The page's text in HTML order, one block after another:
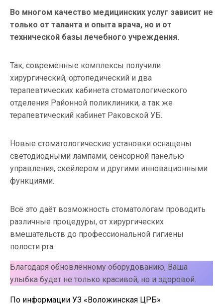
Во многом качество медицинских услуг зависит не
только от таланта и опыта врача, но и от
технической базы лечебного учреждения.
Так, современные комплексы получили
хирургический, ортопедический и два
терапевтических кабинета стоматологического
отделения Районной поликлиники, а так же
терапевтический кабинет Раковской УБ.
Новые стоматологические установки оснащены
светодиодными лампами, сенсорной панелью
управления, скейлером и другими инновационными
функциями.
Всё это даёт возможность стоматологам проводить
различные процедуры, от хирургических
вмешательств до профессиональной гигиены
полости рта.
Благодаря обновлённому оборудованию, Ваша
улыбка будет не только красивой, но и здоровой.
По информации УЗ «Воложинская ЦРБ»